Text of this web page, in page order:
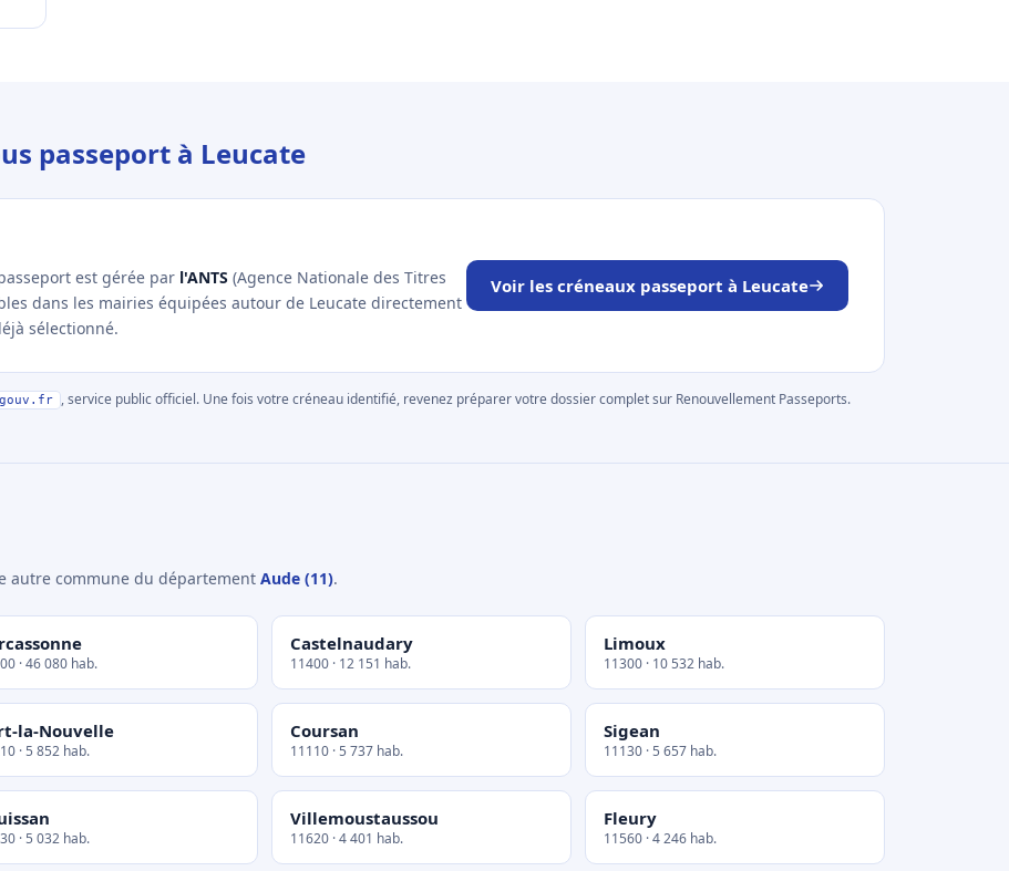
passeport à Leucate
est gérée par l'ANTS (Agence Nationale des Titres
dans les mairies équipées autour de Leucate directement
sélectionné.
Voir les créneaux passeport à Leucate
, service public officiel. Une fois votre créneau identifié, revenez préparer votre dossier complet sur Renouvellement Passeports.
autre commune du département Aude (11).
· 46 080 hab.
Castelnaudary
11400 · 12 151 hab.
Limoux
11300 · 10 532 hab.
la-Nouvelle
· 5 852 hab.
Coursan
11110 · 5 737 hab.
Sigean
11130 · 5 657 hab.
· 5 032 hab.
Villemoustaussou
11620 · 4 401 hab.
Fleury
11560 · 4 246 hab.